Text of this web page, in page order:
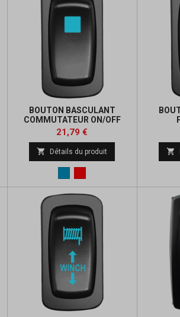
BOUTON BASCULANT
COMMUTATEUR ON/OFF
Prix
21,79 €
base
 Détails du produit 